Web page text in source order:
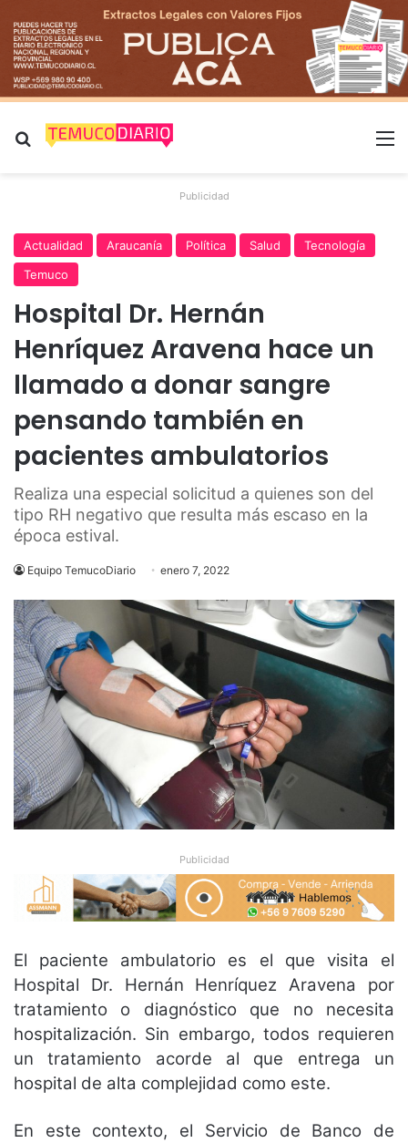
Buscar por
Publicidad
Actualidad Araucanía Política Salud
Tecnología
Temuco
Hospital Dr. Hernán
Henríquez Aravena hace un
llamado a donar sangre
pensando también en
pacientes ambulatorios
Realiza una especial solicitud a quienes son del
tipo RH negativo que resulta más escaso en la
época estival.
Equipo TemucoDiario enero 7, 2022
Publicidad
El paciente ambulatorio es el que visita el
Hospital Dr. Hernán Henríquez Aravena por
tratamiento o diagnóstico que no necesita
hospitalización. Sin embargo, todos requieren
un tratamiento acorde al que entrega un
hospital de alta complejidad como este.
En este contexto, el Servicio de Banco de